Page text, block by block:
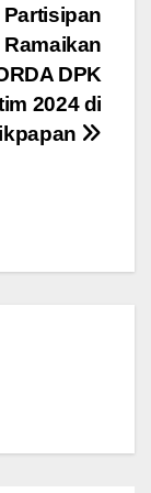
Partisipan
Ramaikan
DPK
2024 di